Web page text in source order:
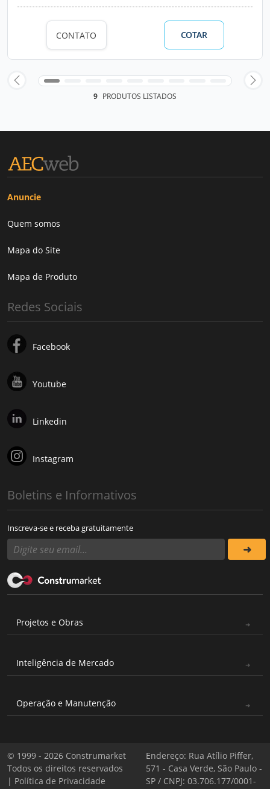
CONTATO COTAR
9 PRODUTOS LISTADOS
Anuncie
Quem somos
Mapa do Site
Mapa de Produto
Redes Sociais
Facebook
Youtube
Linkedin
Instagram
Boletins e Informativos
Inscreva-se e receba gratuitamente
Projetos e Obras
Inteligência de Mercado
Operação e Manutenção
© 1999 - 2026 Construmarket
Todos os direitos reservados
| Política de Privacidade
Endereço: Rua Atílio Piffer,
571 - Casa Verde, São Paulo -
SP / CNPJ: 03.706.177/0001-